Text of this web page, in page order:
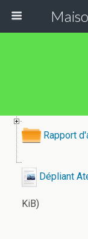
Rapport
Dépliant
KiB)